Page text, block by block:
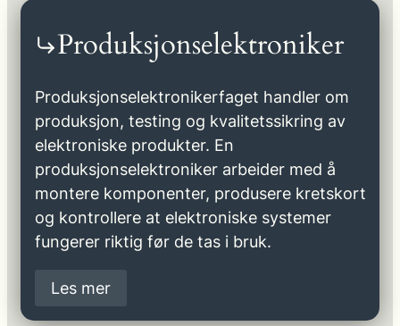
Produksjonselektroniker
Produksjonselektronikerfaget handler om
produksjon, testing og kvalitetssikring av
elektroniske produkter. En
produksjonselektroniker arbeider med å
montere komponenter, produsere kretskort
og kontrollere at elektroniske systemer
fungerer riktig før de tas i bruk.
Les mer